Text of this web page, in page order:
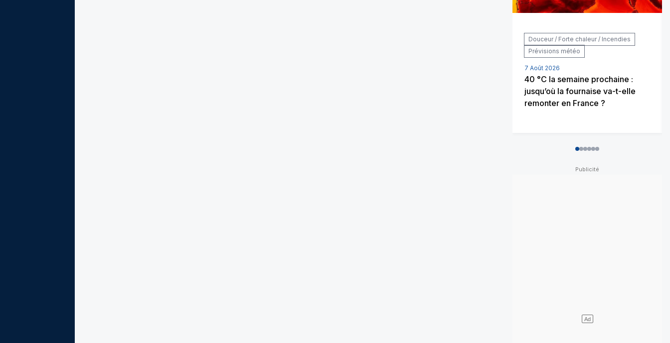
Douceur / Forte chaleur / Incendies
Prévisions météo
7 Août 2026
40 °C la semaine prochaine :
jusqu’où la fournaise va-t-elle
remonter en France ?
012345